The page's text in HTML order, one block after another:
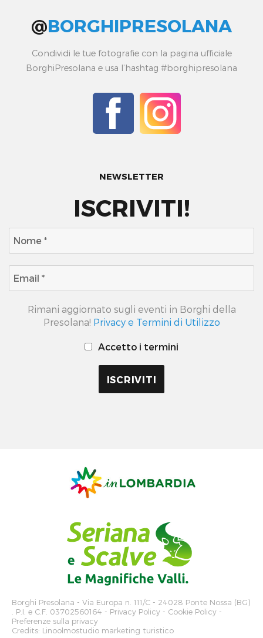
@BORGHIPRESOLANA
Condividi le tue fotografie con la pagina ufficiale
BorghiPresolana e usa l’hashtag #borghipresolana
NEWSLETTER
ISCRIVITI!
Rimani aggiornato sugli eventi in Borghi della
Presolana! Privacy e Termini di Utilizzo
Accetto i termini
Borghi Presolana - Via Europa n. 111/C - 24028 Ponte Nossa (BG)
. P.I. e C.F. 03702560164 - Privacy Policy - Cookie Policy -
Preferenze sulla privacy
Credits: Linoolmostudio marketing turistico